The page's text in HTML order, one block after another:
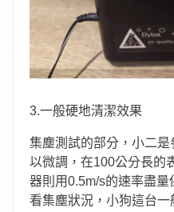
3.一般硬地清潔效果
集塵測試的部分，小二
以微調，在100公分長的
器則用0.5m/s的速率盡量
看集塵狀況，小狗這台